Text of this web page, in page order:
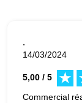
.
14/03/2024
5,00 / 5